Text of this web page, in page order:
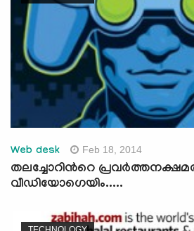
Web desk Feb 18, 2014
തലച്ചോറിന്‍റെ പ്രവര്‍ത്തനക്ഷമത
വീഡിയോഗെയിം.....